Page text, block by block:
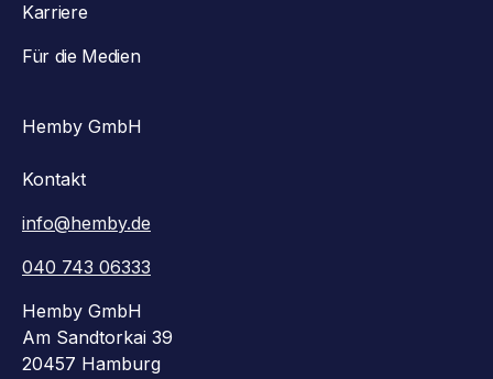
Karriere
Für die Medien
Hemby GmbH
Kontakt
info@hemby.de
040 743 06333
Hemby GmbH
Am Sandtorkai 39
20457 Hamburg